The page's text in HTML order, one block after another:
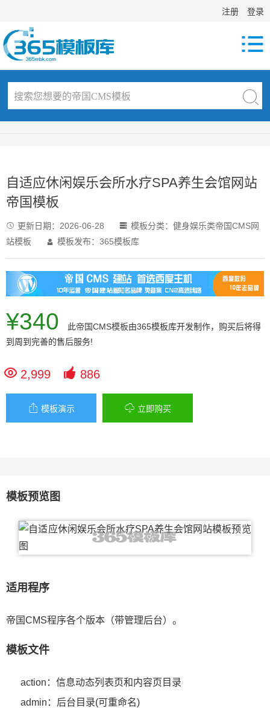
注册 登录

自适应休闲娱乐会所水疗SPA养生会馆网站
帝国模板
 更新日期： 2026-06-28  模板分类： 健身娱乐类帝国CMS网
站模板
 模板发布：365模板库
¥340 此帝国CMS模板由365模板库开发制作，购买后将得
到周到完善的售后服务!
 2,999  886
 模板演示  立即购买
模板预览图
适用程序
帝国CMS程序各个版本（带管理后台）。
模板文件
action：信息动态列表页和内容页目录
admin：后台目录(可重命名)